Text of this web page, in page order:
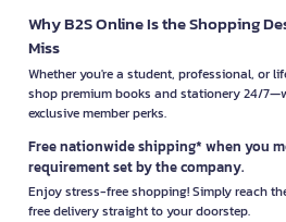
Why B2S Online Is the Shopping
Miss
Whether you're a student, professional, or
shop premium books and stationery 24/
exclusive member perks.
Free nationwide shipping* when you
requirement set by the company.
Enjoy stress-free shopping! Simply reach
free delivery straight to your doorstep.